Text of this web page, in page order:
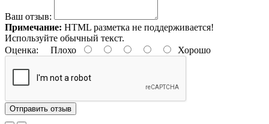
Ваш отзыв:
Примечание: HTML разметка не поддерживается!
Используйте обычный текст.
Оценка: Плохо Хорошо
Отправить отзыв